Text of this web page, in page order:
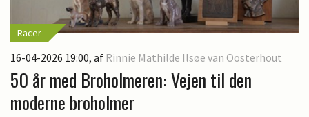
Racer
16-04-2026 19:00, af Rinnie Mathilde Ilsøe van Oosterhout
50 år med Broholmeren: Vejen til den
moderne broholmer